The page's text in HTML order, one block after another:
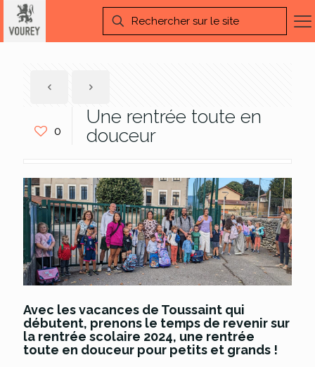
0
Une rentrée toute en
douceur
Avec les vacances de Toussaint qui
débutent, prenons le temps de revenir sur
la rentrée scolaire 2024, une rentrée
toute en douceur pour petits et grands !